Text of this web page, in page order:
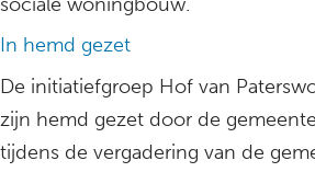
In hemd gezet
De initiatiefgroep Hof van
zijn hemd gezet door de
tijdens de vergadering van de